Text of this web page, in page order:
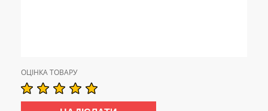
ОЦІНКА ТОВАРУ